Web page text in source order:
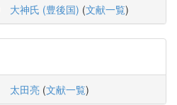
大神氏 (豊後国) (文献一覧)
太田亮 (文献一覧)